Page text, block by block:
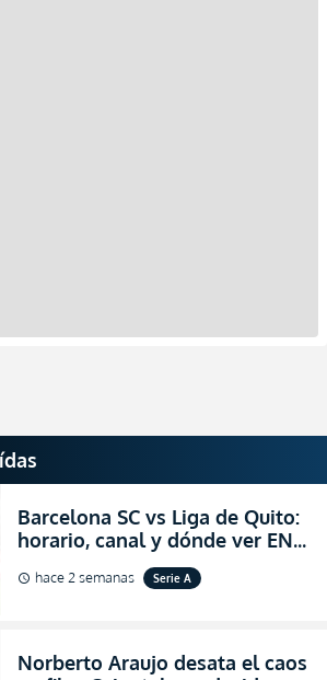
Barcelona SC vs Liga de Quito:
horario, canal y dónde ver EN
VIVO la Fecha 22 de la LigaPro
2026
schedule hace 2 semanas Serie A
Norberto Araujo desata el caos